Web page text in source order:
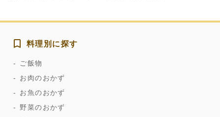
料理別に探す
ご飯物
お肉のおかず
お魚のおかず
野菜のおかず